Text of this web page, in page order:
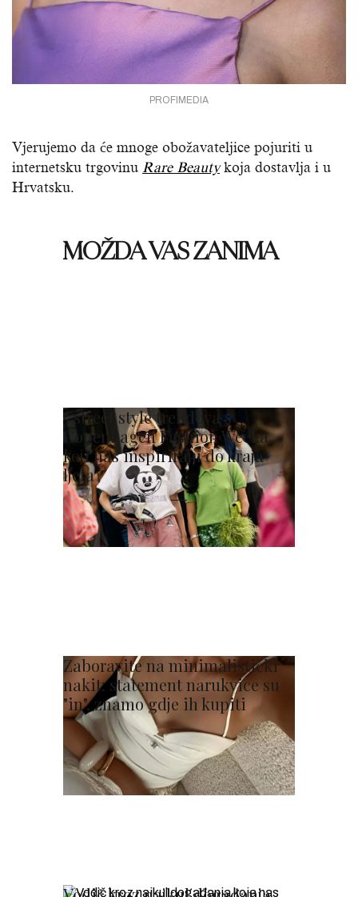
PROFIMEDIA
Vjerujemo da će mnoge obožavateljice pojuriti u
internetsku trgovinu Rare Beauty koja dostavlja i u
Hrvatsku.
MOŽDA VAS ZANIMA
5 street style trendova s
Copenhagen Fashion Weeka
koji nas inspiriraju do kraja
ljeta
Zaboravite na minimalistički
nakit: statement narukvice su
"in", znamo gdje ih kupiti